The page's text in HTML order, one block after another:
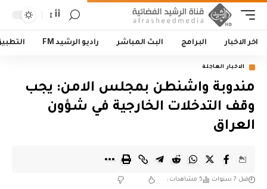
أأ
اخر الاخبار البرامج البث المباشر راديو الرشيد FM
الاخبار العاجلة
مندوبة واشنطن بمجلس الامن: يجب
وقف التدخلات الخارجية في شؤون
العراق
قبل 7 سنوات 5 مشاهدات